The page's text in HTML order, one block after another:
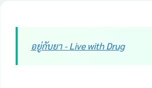
อยู่กับยา - Live with Drug